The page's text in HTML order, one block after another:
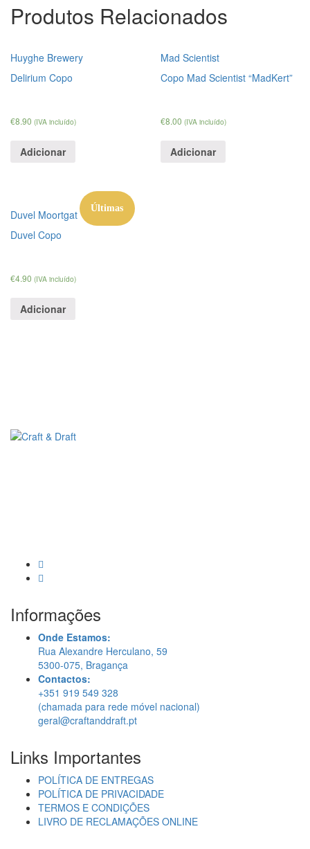
Produtos Relacionados
Huyghe Brewery
Delirium Copo
€8.90 (IVA incluído)
Adicionar
Mad Scientist
Copo Mad Scientist “MadKert”
€8.00 (IVA incluído)
Adicionar
Últimas
Duvel Moortgat
Duvel Copo
€4.90 (IVA incluído)
Adicionar
Informações
Onde Estamos:
Rua Alexandre Herculano, 59
5300-075, Bragança
Contactos:
+351 919 549 328
(chamada para rede móvel nacional)
geral@craftanddraft.pt
Links Importantes
POLÍTICA DE ENTREGAS
POLÍTICA DE PRIVACIDADE
TERMOS E CONDIÇÕES
LIVRO DE RECLAMAÇÕES ONLINE